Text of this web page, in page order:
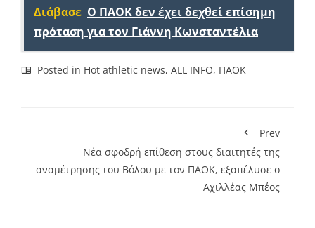
Διάβασε Ο ΠΑΟΚ δεν έχει δεχθεί επίσημη
πρόταση για τον Γιάννη Κωνσταντέλια
Posted in Hot athletic news, ALL INFO, ΠΑΟΚ
Prev
Νέα σφοδρή επίθεση στους διαιτητές της
αναμέτρησης του Βόλου με τον ΠΑΟΚ, εξαπέλυσε ο
Αχιλλέας Μπέος